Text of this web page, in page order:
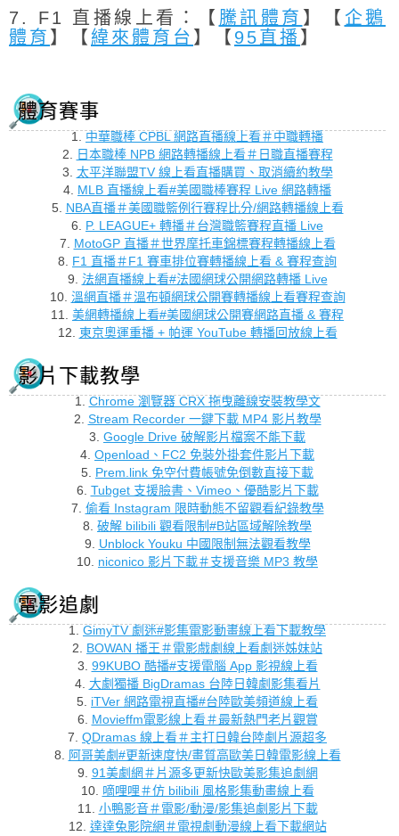
7. F1 直播線上看：【 騰訊體育 】【 企鵝
體育 】【 緯來體育台 】【 95直播 】
體育賽事
1. 中華職棒 CPBL 網路直播線上看＃中職轉播
2.
日本職棒 NPB 網路轉播線上看＃日職直播賽程
3. 太平洋聯盟TV 線上看直播購買、取消續約教學
4. MLB 直播線上看#美國職棒賽程 Live 網路轉播
5. NBA直播＃美國職籃例行賽程比分/網路轉播線上看
6. P. LEAGUE+ 轉播＃台灣職籃賽程直播 Live
7. MotoGP 直播＃世界摩托車錦標賽程轉播線上看
8. F1 直播＃F1 賽車排位賽轉播線上看 & 賽程查詢
9. 法網直播線上看#法國網球公開網路轉播 Live
10. 溫網直播＃溫布頓網球公開賽轉播線上看賽程查詢
11. 美網轉播線上看#美國網球公開賽網路直播 & 賽程
12. 東京奧運重播 + 帕運 YouTube 轉播回放線上看
影片下載教學
1. Chrome 瀏覽器 CRX 拖曳離線安裝教學文
2. Stream Recorder 一鍵下載 MP4 影片教學
3. Google Drive 破解影片檔案不能下載
4. Openload、FC2 免裝外掛套件影片下載
5. Prem.link 免空付費帳號免倒數直接下載
6. Tubget 支援臉書、Vimeo、優酷影片下載
7. 偷看 Instagram 限時動態不留觀看紀錄教學
8. 破解 bilibili 觀看限制#B站區域解除教學
9. Unblock Youku 中國限制無法觀看教學
10. niconico 影片下載＃支援音樂 MP3 教學
電影追劇
1. GimyTV 劇迷#影集電影動畫線上看下載教學
2. BOWAN 播王＃電影戲劇線上看劇迷姊妹站
3. 99KUBO 酷播#支援電腦 App 影視線上看
4. 大劇獨播 BigDramas 台陸日韓劇影集看片
5. iTVer 網路電視直播#台陸歐美頻道線上看
6. Movieffm電影線上看＃最新熱門老片觀賞
7. QDramas 線上看＃主打日韓台陸劇片源超多
8.
阿哥美劇#更新速度快/畫質高歐美日韓電影線上看
9. 91美劇網＃片源多更新快歐美影集追劇網
10. 嘀哩哩＃仿 bilibili 風格影集動畫線上看
11. 小鴨影音＃電影/動漫/影集追劇影片下載
12. 達達兔影院網＃電視劇動漫線上看下載網站